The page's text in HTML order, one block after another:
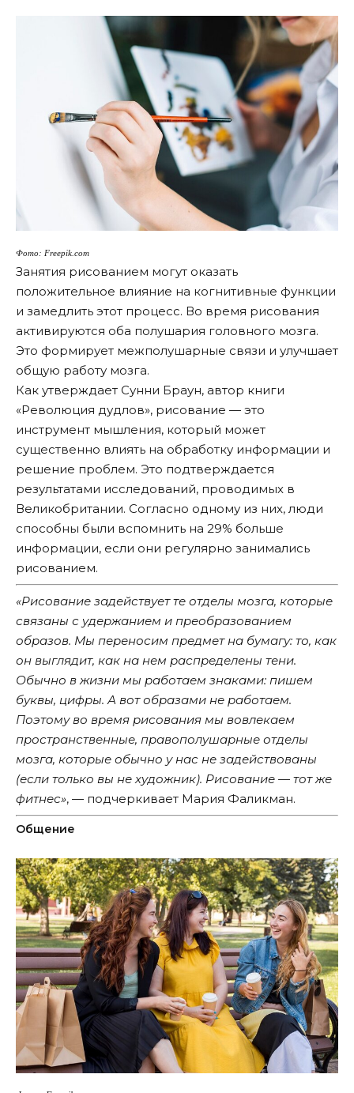
Фото: Freepik.com
Занятия рисованием могут оказать
положительное влияние на когнитивные функции
и замедлить этот процесс. Во время рисования
активируются оба полушария головного мозга.
Это формирует межполушарные связи и улучшает
общую работу мозга.
Как утверждает Сунни Браун, автор книги
«Революция дудлов», рисование — это
инструмент мышления, который может
существенно влиять на обработку информации и
решение проблем. Это подтверждается
результатами исследований, проводимых в
Великобритании. Согласно одному из них, люди
способны были вспомнить на 29% больше
информации, если они регулярно занимались
рисованием.
«Рисование задействует те отделы мозга, которые
связаны с удержанием и преобразованием
образов. Мы переносим предмет на бумагу: то, как
он выглядит, как на нем распределены тени.
Обычно в жизни мы работаем знаками: пишем
буквы, цифры. А вот образами не работаем.
Поэтому во время рисования мы вовлекаем
пространственные, правополушарные отделы
мозга, которые обычно у нас не задействованы
(если только вы не художник). Рисование — тот же
фитнес», — подчеркивает Мария Фаликман.
Общение